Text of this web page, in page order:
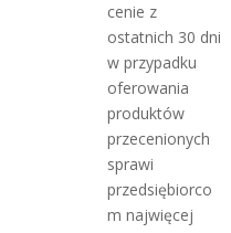
cenie z
ostatnich 30 dni
w przypadku
oferowania
produktów
przecenionych
sprawi
przedsiębiorco
m najwięcej